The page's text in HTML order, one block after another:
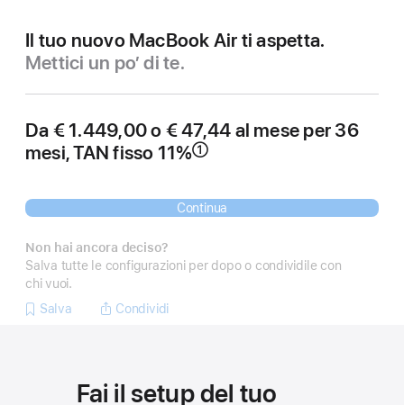
Il tuo nuovo MacBook Air ti aspetta.
Mettici un po’ di te.
Da € 1.449,00o € 47,44 al mese per 36
mesi, TAN fisso 11%
Nota
①
Continua
Non hai ancora deciso?
Salva tutte le configurazioni per dopo o condividile con
chi vuoi.
Salva
Condividi
Fai il setup del tuo